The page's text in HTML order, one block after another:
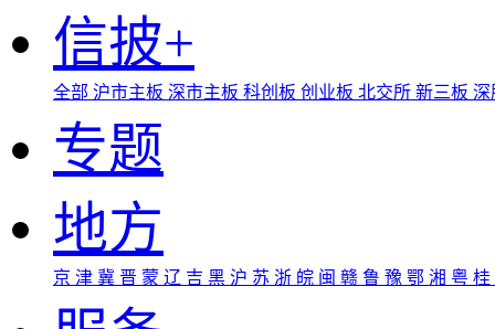
信披+
全部 沪市主板 深市主板 科创板 创业板 北交所 新三板
专题
地方
京 津 冀 晋 蒙 辽 吉 黑 沪 苏 浙 皖 闽 赣 鲁 豫 鄂 湘 粤 桂